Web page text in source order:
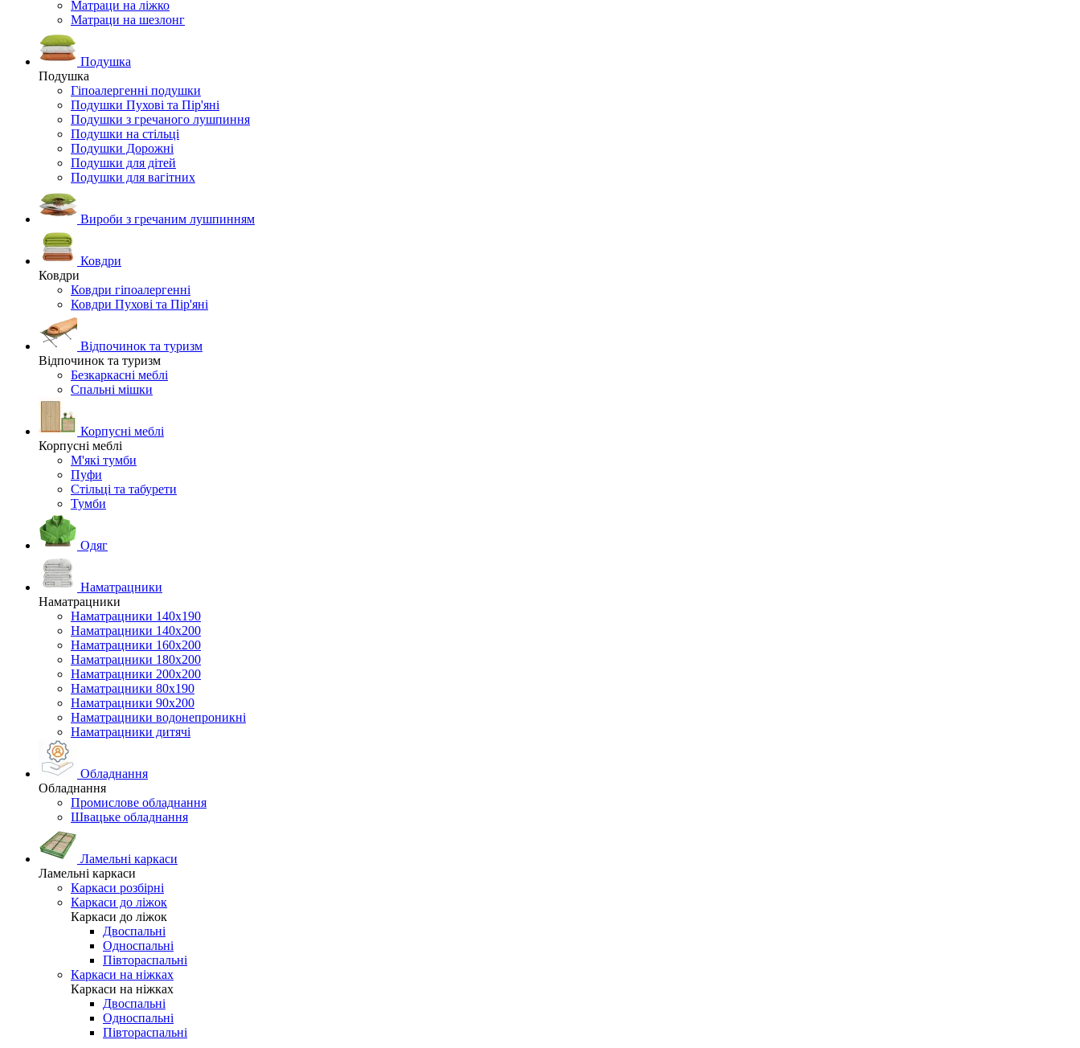
Матраци на ліжко
Матраци на шезлонг
Подушка
Подушка
Гіпоалергенні подушки
Подушки Пухові та Пір'яні
Подушки з гречаного лушпиння
Подушки на стільці
Подушки Дорожні
Подушки для дітей
Подушки для вагітних
Вироби з гречаним лушпинням
Ковдри
Ковдри
Ковдри гіпоалергенні
Ковдри Пухові та Пір'яні
Відпочинок та туризм
Відпочинок та туризм
Безкаркасні меблі
Спальні мішки
Корпусні меблі
Корпусні меблі
М'які тумби
Пуфи
Стільці та табурети
Тумби
Одяг
Наматрацники
Наматрацники
Наматрацники 140х190
Наматрацники 140х200
Наматрацники 160х200
Наматрацники 180х200
Наматрацники 200х200
Наматрацники 80х190
Наматрацники 90х200
Наматрацники водонепроникні
Наматрацники дитячі
Обладнання
Обладнання
Промислове обладнання
Швацьке обладнання
Ламельні каркаси
Ламельні каркаси
Каркаси розбірні
Каркаси до ліжок
Каркаси до ліжок
Двоспальні
Односпальні
Півтораспальні
Каркаси на ніжках
Каркаси на ніжках
Двоспальні
Односпальні
Півтораспальні